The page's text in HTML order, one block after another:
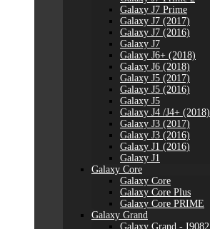
Galaxy J7 Prime
Galaxy J7 (2017)
Galaxy J7 (2016)
Galaxy J7
Galaxy J6+ (2018)
Galaxy J6 (2018)
Galaxy J5 (2017)
Galaxy J5 (2016)
Galaxy J5
Galaxy J4 /J4+ (2018)
Galaxy J3 (2017)
Galaxy J3 (2016)
Galaxy J1 (2016)
Galaxy J1
Galaxy Core
Galaxy Core
Galaxy Core Plus
Galaxy Core PRIME
Galaxy Grand
Galaxy Grand - I9082